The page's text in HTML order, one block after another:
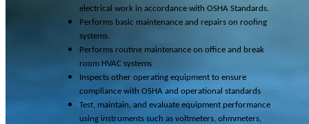
electrical work in accordance with OSHA Standards.
Performs basic maintenance and repairs on roofing
systems.
Performs routine maintenance on office and break
room HVAC systems
Inspects other operating equipment to ensure
compliance with OSHA and operational standards
Test, maintain, and evaluate equipment performance
using instruments such as voltmeters, ohmmeters,